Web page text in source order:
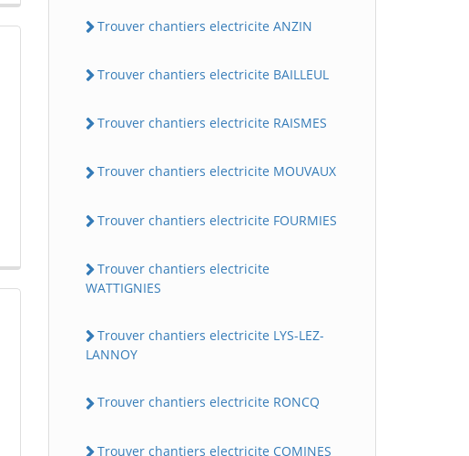
Trouver chantiers electricite ANZIN
Trouver chantiers electricite BAILLEUL
Trouver chantiers electricite RAISMES
Trouver chantiers electricite MOUVAUX
Trouver chantiers electricite FOURMIES
Trouver chantiers electricite
WATTIGNIES
Trouver chantiers electricite LYS-LEZ-
LANNOY
Trouver chantiers electricite RONCQ
Trouver chantiers electricite COMINES